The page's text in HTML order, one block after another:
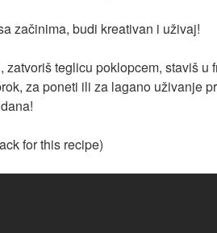
začinima, budi kreativan i uživaj!
zatvoriš teglicu poklopcem, staviš u
za poneti ili za lagano uživanje
for this recipe)